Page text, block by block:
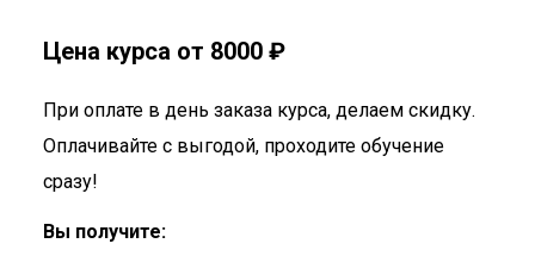
Цена курса от 8000 ₽
При оплате в день заказа курса, делаем скидку.
Оплачивайте с выгодой, проходите обучение
сразу!
Вы получите: